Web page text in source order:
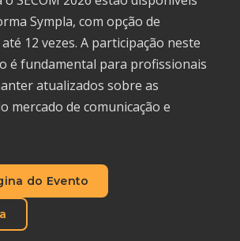
Sympla, com opção de
12 vezes. A participação neste
é fundamental para profissionais
atualizados sobre as
mercado de comunicação e
do Evento